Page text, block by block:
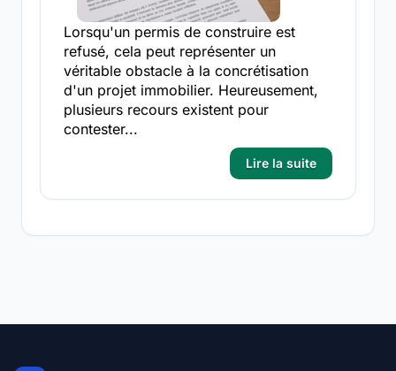
Lorsqu'un permis de construire est
refusé, cela peut représenter un
véritable obstacle à la concrétisation
d'un projet immobilier. Heureusement,
plusieurs recours existent pour
contester...
Lire la suite